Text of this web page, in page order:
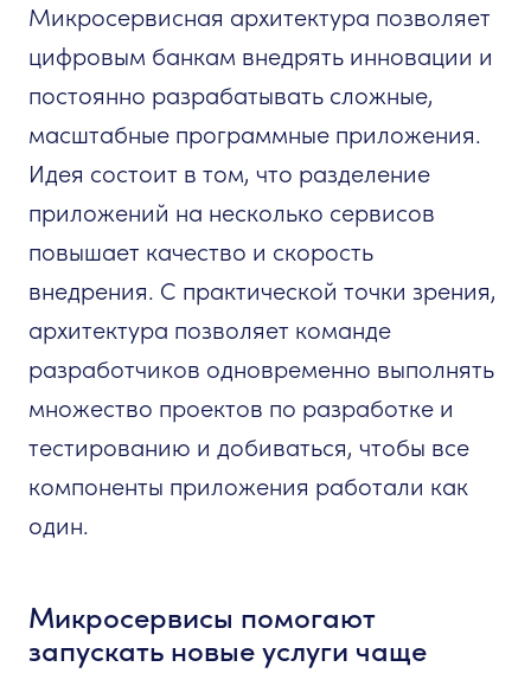
Микросервисная архитектура позволяет
цифровым банкам внедрять инновации и
постоянно разрабатывать сложные,
масштабные программные приложения.
Идея состоит в том, что разделение
приложений на несколько сервисов
повышает качество и скорость
внедрения. С практической точки зрения,
архитектура позволяет команде
разработчиков одновременно выполнять
множество проектов по разработке и
тестированию и добиваться, чтобы все
компоненты приложения работали как
один.
Микросервисы помогают
запускать новые услуги чаще